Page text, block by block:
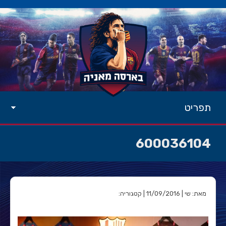
תפריט
600036104
מאת: שי | 11/09/2016 | קטגוריה: